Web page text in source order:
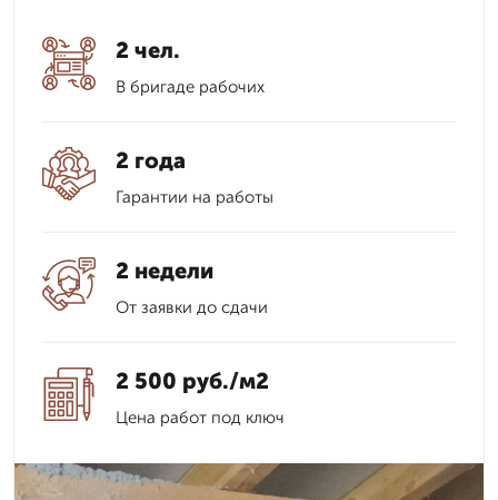
2 чел.
В бригаде рабочих
2 года
Гарантии на работы
2 недели
От заявки до сдачи
2 500 руб./м2
Цена работ под ключ